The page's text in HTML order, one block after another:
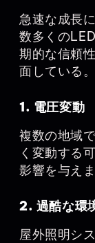
急速な成長
数多くの
期的な信頼
面している
1. 電圧変動
複数の地域
く変動する
影響を与え
2. 過酷な環
屋外照明シ